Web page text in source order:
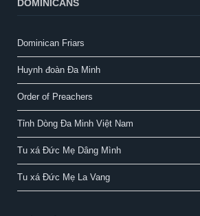
DOMINICANS
Dominican Friars
Huynh đoàn Đa Minh
Order of Preachers
Tỉnh Dòng Đa Minh Việt Nam
Tu xá Đức Mẹ Dâng Mình
Tu xá Đức Mẹ La Vang